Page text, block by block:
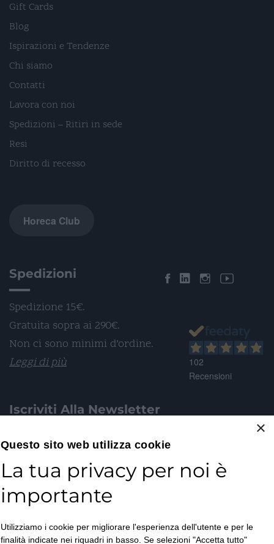
Gift Cards
Blog
Ispirazioni e Tendenze
Chi siamo
Contatti
Lavora con noi
Spedizioni – Ritiri in sede
Resi
Diritto di recesso
Horeca Club
Spedizioni
Spedizione 15€.
Gratuita sopra ai 290€.
Non ci sono minimi d’ordine.
Leggi di più
Iscriviti Alla Newsletter
Email*
Privacy Policy*
102
Recensioni
×
Questo sito web utilizza cookie
La tua privacy per noi è
importante
Utilizziamo i cookie per migliorare l'esperienza dell'utente e per le
finalità indicate nei riquadri in basso. Se selezioni "Accetta tutto"